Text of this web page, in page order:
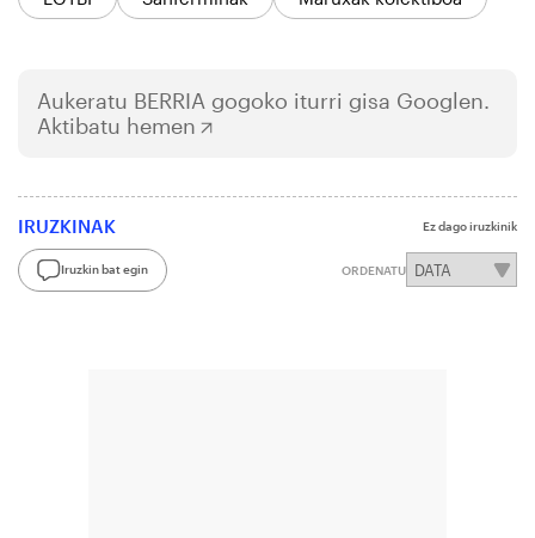
Aukeratu BERRIA gogoko iturri gisa Googlen.
Aktibatu hemen
IRUZKINAK Ez dago iruzkinik
Iruzkin bat egin ORDENATU